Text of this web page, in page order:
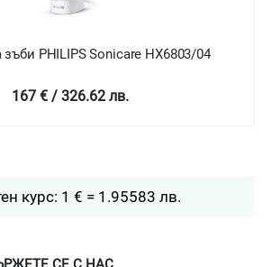
зъби PHILIPS Sonicare HX6803/04
167 € / 326.62 лв.
курс: 1 € = 1.95583 лв.